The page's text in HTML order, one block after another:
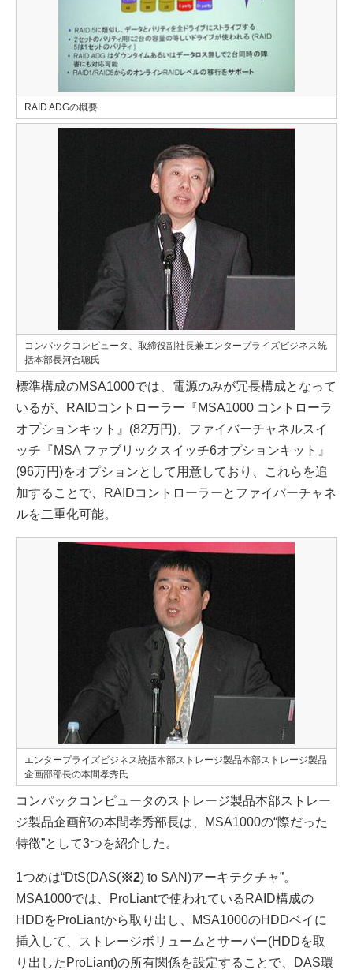
RAID ADGの概要
コンパックコンピュータ、取締役副社長兼エンタープライズビジネス統
括本部長河合聰氏
標準構成のMSA1000では、電源のみが冗長構成となって
いるが、RAIDコントローラー『MSA1000 コントローラ
オプションキット』(82万円)、ファイバーチャネルスイ
ッチ『MSA ファブリックスイッチ6オプションキット』
(96万円)をオプションとして用意しており、これらを追
加することで、RAIDコントローラーとファイバーチャネ
ルを二重化可能。
エンタープライズビジネス統括本部ストレージ製品本部ストレージ製品
企画部部長の本間孝秀氏
コンパックコンピュータのストレージ製品本部ストレー
ジ製品企画部の本間孝秀部長は、MSA1000の“際だった
特徴”として3つを紹介した。
1つめは“DtS(DAS(※2) to SAN)アーキテクチャ”。
MSA1000では、ProLiantで使われているRAID構成の
HDDをProLiantから取り出し、MSA1000のHDDベイに
挿入して、ストレージボリュームとサーバー(HDDを取
り出したProLiant)の所有関係を設定することで、DAS環